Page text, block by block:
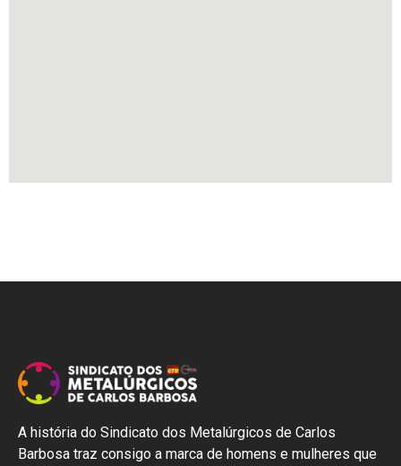
A história do Sindicato dos Metalúrgicos de Carlos
Barbosa traz consigo a marca de homens e mulheres que